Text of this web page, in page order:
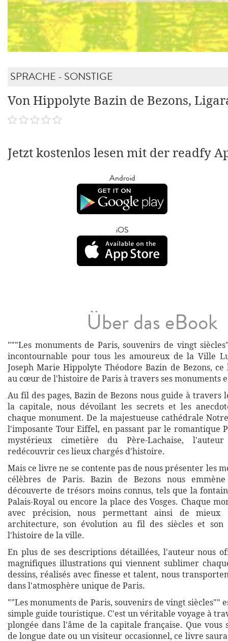
SPRACHE - SONSTIGE
Von Hippolyte Bazin de Bezons,
Jetzt kostenlos lesen mit der readfy
Android
iOS
Über das eBook
"""Les monuments de Paris, souvenirs de vingt
incontournable pour tous les amoureux de la Ville
Joseph Marie Hippolyte Théodore Bazin de Bezons,
au cœur de l'histoire de Paris à travers ses monuments
Au fil des pages, Bazin de Bezons nous guide à travers
la capitale, nous dévoilant les secrets et les
chaque monument. De la majestueuse cathédrale
l'imposante Tour Eiffel, en passant par le romantique
mystérieux cimetière du Père-Lachaise,
redécouvrir ces lieux chargés d'histoire.
Mais ce livre ne se contente pas de nous présenter les
célèbres de Paris. Bazin de Bezons nous
découverte de trésors moins connus, tels que la
Palais-Royal ou encore la place des Vosges. Chaque
avec précision, nous permettant ainsi de mieux
architecture, son évolution au fil des siècles et son
l'histoire de la ville.
En plus de ses descriptions détaillées, l'auteur nous
magnifiques illustrations qui viennent sublimer
dessins, réalisés avec finesse et talent, nous
dans l'atmosphère unique de Paris.
""Les monuments de Paris, souvenirs de vingt siècles""
simple guide touristique. C'est un véritable voyage à
plongée dans l'âme de la capitale française. Que vous
de longue date ou un visiteur occasionnel, ce livre